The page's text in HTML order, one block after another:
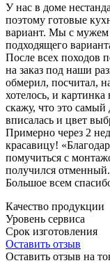
У нас в доме
поэтому готовые
вариант. Мы с
подходящего
После всех походов
на заказ под наши
обмерил, посчитал,
хотелось, и
скажу, что это
вписалась и цвет
Примерно через 2
красавицу!
помучиться с
получился отменный.
Большое всем
Качество продукции
Уровень сервиса
Срок изготовления
Оставить отзыв
Оставить отзыв на